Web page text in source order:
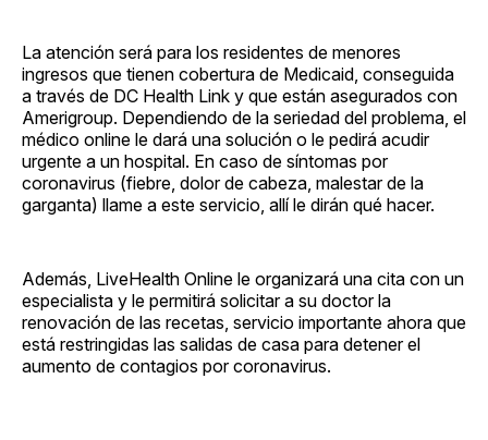
La atención será para los residentes de menores
ingresos que tienen cobertura de Medicaid, conseguida
a través de DC Health Link y que están asegurados con
Amerigroup. Dependiendo de la seriedad del problema, el
médico online le dará una solución o le pedirá acudir
urgente a un hospital. En caso de síntomas por
coronavirus (fiebre, dolor de cabeza, malestar de la
garganta) llame a este servicio, allí le dirán qué hacer.
Además, LiveHealth Online le organizará una cita con un
especialista y le permitirá solicitar a su doctor la
renovación de las recetas, servicio importante ahora que
está restringidas las salidas de casa para detener el
aumento de contagios por coronavirus.